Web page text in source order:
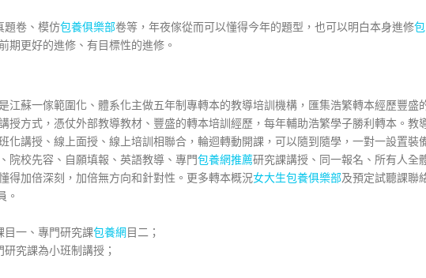
題卷、模仿包養俱樂部卷等，年夜傢從而可以懂得今年的題型，也可以明白本身進修包
期更好的進修、有目標性的進修。
江蘇一傢範圍化、體系化主做五年制專轉本的教導培訓機構，匯集浩繁轉本經歷豐盛
授方式，憑仗外部教導教材、豐盛的轉本培訓經歷，每年輔助浩繁學子勝利轉本。教
化講授、線上面授、線上培訓相聯合，輪迴轉動開課，可以隨到隨學，一對一設置裝
院校先容、自願填報、英語教導、專門包養網推薦研究課講授、同一報名、所有人全
得加倍深刻，加倍無方向和針對性。更多轉本概況女大生包養俱樂部及預定試聽課聯
。
目一、專門研究課包養網目二；
究課為小班制講授；